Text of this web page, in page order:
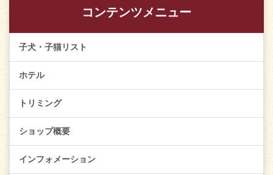
コンテンツメニュー
子犬・子猫リスト
ホテル
トリミング
ショップ概要
インフォメーション